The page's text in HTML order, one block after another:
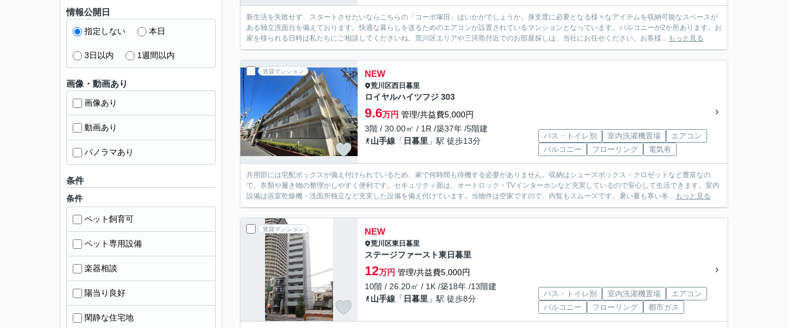
新生活を失敗せず、スタートさせたいならこちらの「コーポ塚田」はいかがでしょうか。身支度に必要となる様々なアイテムを収納可能なスペースが
ある独立洗面台を備えております。快適な暮らしを送るためのエアコンが設置されているマンションとなっています。バルコニーが2か所あります。お
家を移られる日時は私たちにご相談してくださいね。荒川区エリアや三河島付近でのお部屋探しは、当社にお任せください。お客様... もっと見る
賃貸マンション NEW
荒川区西日暮里
ロイヤルハイツフジ 303
9.6万円 管理/共益費5,000円
3階 / 30.00㎡ / 1R /築37年 /5階建
山手線 「 日暮里 」駅 徒歩13分
バス・トイレ別 室内洗濯機置場
エアコン
バルコニー
フローリング 電気有
共用部には宅配ボックスが備え付けられているため、家で何時間も待機する必要がありません。収納はシューズボックス・クロゼットなど豊富なの
で、衣類や履き物の整理がしやすく便利です。セキュリティ面は、オートロック・TVインターホンなど充実しているので安心して生活できます。室内
設備は浴室乾燥機・洗面所独立など充実した設備を備え付けています。当物件は空家ですので、内覧もスムーズです。暑い夏も寒い冬... もっと見る
賃貸マンション NEW
荒川区東日暮里
ステージファースト東日暮里
12万円 管理/共益費5,000円
10階 / 26.20㎡ / 1K /築18年 /13階建
山手線 「 日暮里 」駅 徒歩8分
バス・トイレ別 室内洗濯機置場
エアコン
バルコニー
フローリング 都市ガス
情報公開日
指定しない 本日
3日以内 1週間以内
画像・動画あり
画像あり
動画あり
パノラマあり
条件
条件
ペット飼育可
ペット専用設備
楽器相談
陽当り良好
閑静な住宅地